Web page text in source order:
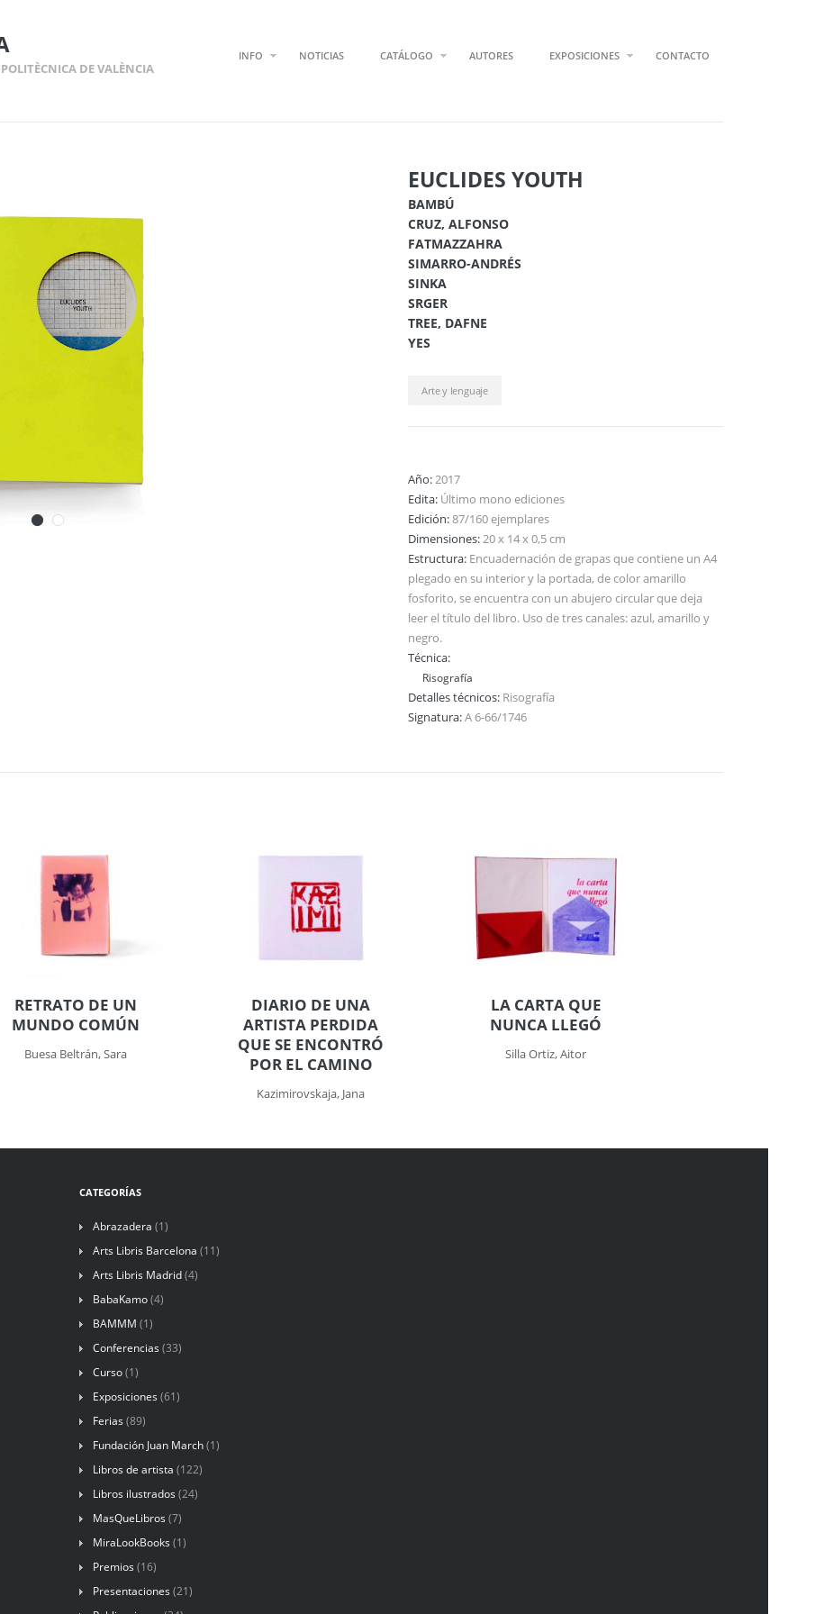
DE VALÈNCIA
INFO NOTICIAS CATÁLOGO AUTORES EXPOSICIONES CONTACTO
EUCLIDES YOUTH
BAMBÚ
CRUZ, ALFONSO
FATMAZZAHRA
SIMARRO-ANDRÉS
SINKA
SRGER
TREE, DAFNE
YES
Arte y lenguaje
Año:2017
Edita: Último mono ediciones
Edición:87/160 ejemplares
Dimensiones:20 x 14 x 0,5 cm
Estructura: Encuadernación de grapas que contiene un A4
plegado en su interior y la portada, de color amarillo
fosforito, se encuentra con un abujero circular que deja
leer el título del libro. Uso de tres canales: azul, amarillo y
negro.
Técnica:
Risografía
Detalles técnicos: Risografía
Signatura:A 6-66/1746
RETRATO DE UN
MUNDO COMÚN
Buesa Beltrán, Sara
DIARIO DE UNA
ARTISTA PERDIDA
QUE SE ENCONTRÓ
POR EL CAMINO
Kazimirovskaja, Jana
LA CARTA QUE
NUNCA LLEGÓ
Silla Ortiz, Aitor
CATEGORÍAS
Abrazadera (1)
Arts Libris Barcelona (11)
Arts Libris Madrid(4)
BabaKamo(4)
BAMMM (1)
Conferencias (33)
Curso(1)
Exposiciones (61)
Ferias (89)
Fundación Juan March(1)
Libros de artista (122)
Libros ilustrados (24)
MasQueLibros (7)
MiraLookBooks (1)
Premios (16)
Presentaciones (21)